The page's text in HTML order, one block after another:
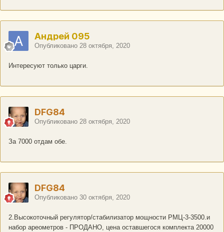
гофмана, набор Ареометров при покупке всего комплекта.
Продается комплектом, если будет забронировано 80%
оборудования разобью комплект, цены для бронирования
указаны по позициям, звоните,пишите
договоримся,Оборудование проверенное нареканий нет,
просто перешел на фруктовые и зерновые.
Андрей 095
Опубликовано 28 октября, 2020
Интересуют только царги.
DFG84
Опубликовано 28 октября, 2020
За 7000 отдам обе.
DFG84
Опубликовано 30 октября, 2020
2.Высокоточный регулятор/стабилизатор мощности РМЦ-3-3500.и
набор ареометров - ПРОДАНО, цена оставшегося комплекта 20000